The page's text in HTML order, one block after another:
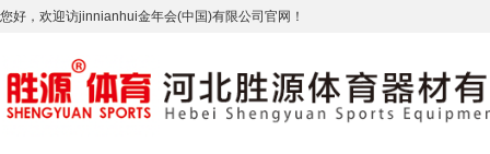
您好，欢迎访jinnianhui金年会(中国)有限公司官网！